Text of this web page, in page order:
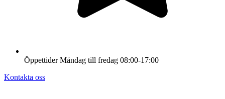
Öppettider Måndag till fredag 08:00-17:00
Kontakta oss